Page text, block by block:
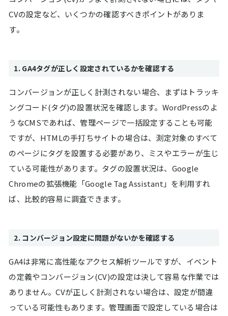
CVの設定など、いくつかの確認すべきポイントがありま
す。
1. GA4タグが正しく設定されているかを確認する
コンバージョンが正しく計測されない場合、まずはトラッキ
ングコード(タグ)の設置状況を確認します。WordPressのよ
うなCMSであれば、管理ページで一括設定することも可能
ですが、HTMLの手打ちサイトの場合は、測定対象のすべて
のページにタグを設置する必要があり、ミスやエラーが生じ
ている可能性があります。タグの設置状況は、Google
Chromeの拡張機能「Google Tag Assistant」を利用すれ
ば、比較的容易に調査できます。
2. コンバージョン設定に問題がないかを確認する
GA4は非常に高性能なアクセス解析ツールですが、イベント
の定義やコンバージョン(CV)の設定は決して容易な作業では
ありません。CVが正しく計測されない場合は、設定が間違
っている可能性もあります。管理画面で設定している場合は